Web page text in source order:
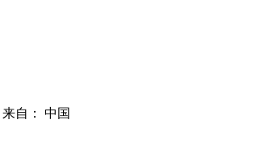
来自： 中国